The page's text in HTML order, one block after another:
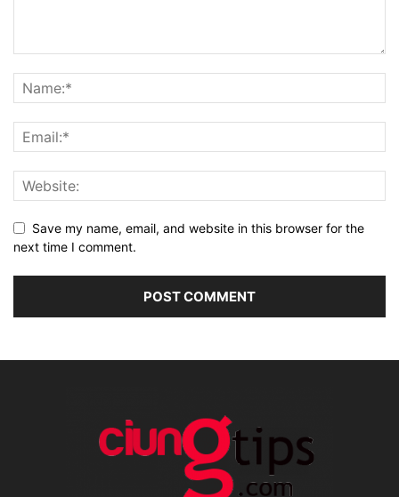
Save my name, email, and website in this browser for the
next time I comment.